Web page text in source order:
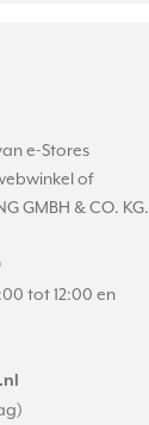
e-Stores
of
GMBH & CO. KG.
tot 12:00 en